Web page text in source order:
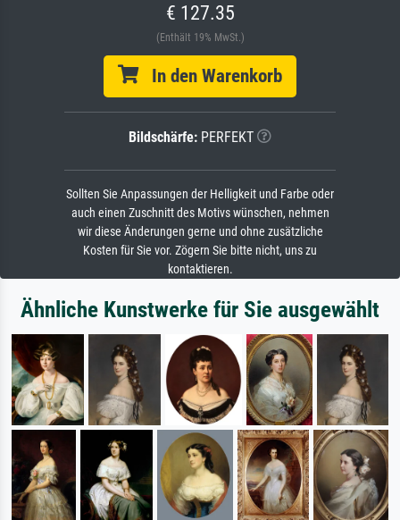
€ 127.35
(Enthält 19% MwSt.)
In den Warenkorb
Bildschärfe: PERFEKT
Sollten Sie Anpassungen der Helligkeit und Farbe oder
auch einen Zuschnitt des Motivs wünschen, nehmen
wir diese Änderungen gerne und ohne zusätzliche
Kosten für Sie vor. Zögern Sie bitte nicht, uns zu
kontaktieren.
Ähnliche Kunstwerke für Sie ausgewählt